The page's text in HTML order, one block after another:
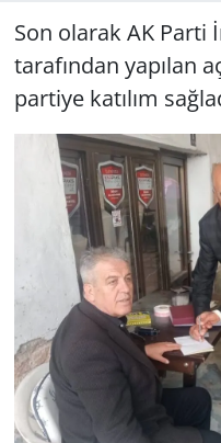
Son olarak AK Parti
tarafından yapılan
partiye katılım